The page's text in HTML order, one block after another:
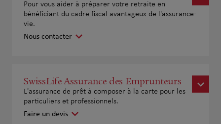
Pour vous aider à préparer votre retraite en
bénéficiant du cadre fiscal avantageux de l'assurance-
vie.
Nous contacter
SwissLife Assurance des Emprunteurs
L'assurance de prêt à composer à la carte pour les
particuliers et professionnels.
Faire un devis